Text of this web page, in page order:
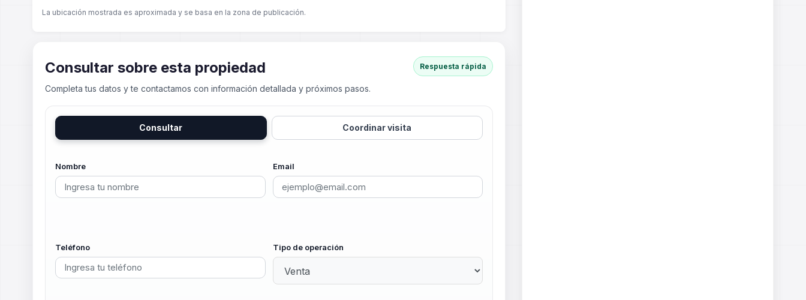
La ubicación mostrada es aproximada y se basa en la zona de publicación.
Consultar sobre esta propiedad
Completa tus datos y te contactamos con información detallada y próximos pasos.
Respuesta rápida
Consultar Coordinar visita
Nombre Email
Teléfono Tipo de operación